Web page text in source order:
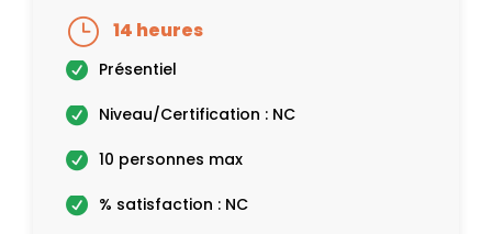
14 heures
Présentiel
Niveau/Certification : NC
10 personnes max
% satisfaction : NC